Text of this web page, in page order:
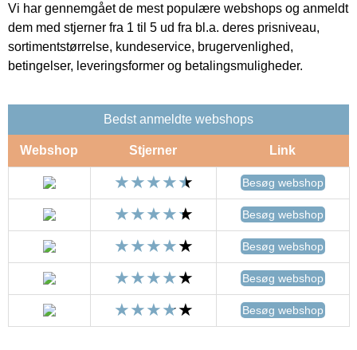
Vi har gennemgået de mest populære webshops og anmeldt
dem med stjerner fra 1 til 5 ud fra bl.a. deres prisniveau,
sortimentstørrelse, kundeservice, brugervenlighed,
betingelser, leveringsformer og betalingsmuligheder.
Bedst anmeldte webshops
Webshop Stjerner Link
Besøg webshop
Besøg webshop
Besøg webshop
Besøg webshop
Besøg webshop